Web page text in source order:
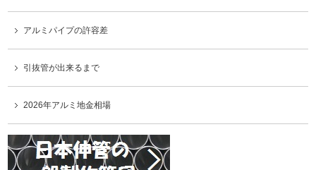
アルミパイプの許容差
引抜管が出来るまで
2026年アルミ地金相場